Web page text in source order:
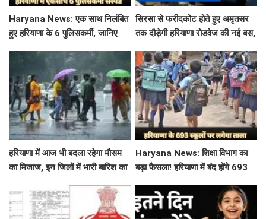
Haryana News: एक साथ निलंबित
हुए हरियाणा के 6 पुलिसकर्मी, जानिए
सिरसा से फरीदकोट होते हुए अमृतसर
तक दौड़ेगी हरियाणा रोडवेज की नई बस,
हरियाणा में आज भी बदला रहेगा मौसम
का मिजाज, इन जिलों में भारी बारिश का
Haryana News: शिक्षा विभाग का
बड़ा फैसला! हरियाणा में बंद होंगे 693